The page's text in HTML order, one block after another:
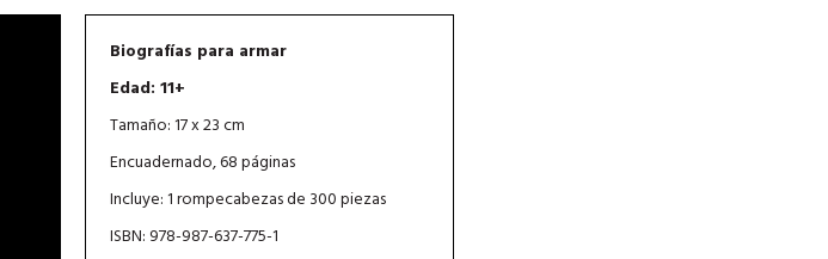
Biografías para armar
Edad: 11+
Tamaño: 17 x 23 cm
Encuadernado, 68 páginas
Incluye: 1 rompecabezas de 300 piezas
ISBN: 978-987-637-775-1